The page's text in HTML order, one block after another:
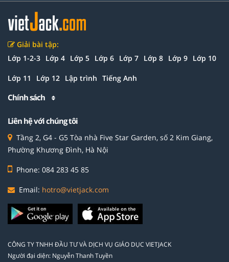
Giải bài tập:
Lớp 1-2-3 Lớp 4 Lớp 5 Lớp 6 Lớp 7 Lớp 8 Lớp 9 Lớp 10
Lớp 11 Lớp 12 Lập trình Tiếng Anh
Chính sách
Liên hệ với chúng tôi
Tầng 2, G4 - G5 Tòa nhà Five Star Garden, số 2 Kim Giang,
Phường Khương Đình, Hà Nội
Phone: 084 283 45 85
Email: hotro@vietjack.com
CÔNG TY TNHH ĐẦU TƯ VÀ DỊCH VỤ GIÁO DỤC VIETJACK
Người đại diện: Nguyễn Thanh Tuyền